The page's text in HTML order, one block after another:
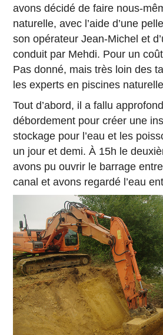
avons décidé de faire nous-
naturelle, avec l’aide d’une
son opérateur Jean-Michel et
conduit par Mehdi. Pour un
Pas donné, mais très loin des
les experts en piscines
Tout d’abord, il a fallu
débordement pour créer une
stockage pour l’eau et les
un jour et demi. À 15h le
avons pu ouvrir le barrage
canal et avons regardé l’eau